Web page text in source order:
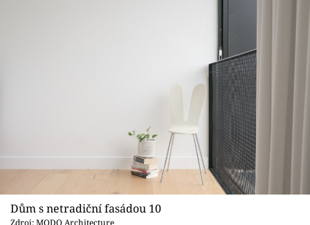
Dům s netradiční fasádou 10
Zdroj: MODO Architecture